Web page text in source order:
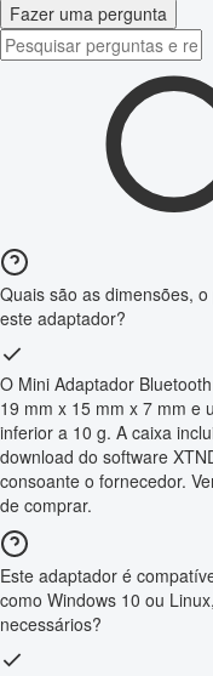
Fazer uma pergunta
Quais são as dimensões,
este adaptador?
O Mini Adaptador
19 mm x 15 mm x 7 mm e
inferior a 10 g. A caixa
download do software
consoante o fornecedor.
de comprar.
Este adaptador é
como Windows 10 ou
necessários?